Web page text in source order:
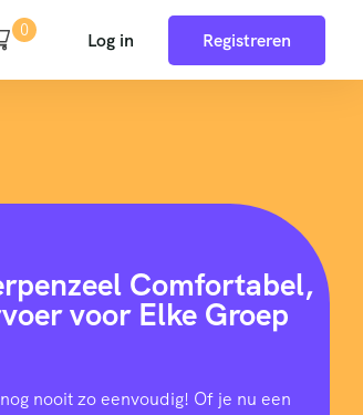
0 Log in Registreren
Comfortabel,
voor Elke Groep
nooit zo eenvoudig! Of je nu een